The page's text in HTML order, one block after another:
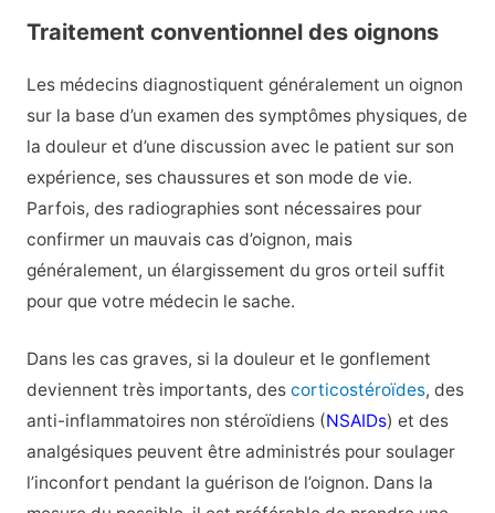
Traitement conventionnel des oignons
Les médecins diagnostiquent généralement un oignon
sur la base d’un examen des symptômes physiques, de
la douleur et d’une discussion avec le patient sur son
expérience, ses chaussures et son mode de vie.
Parfois, des radiographies sont nécessaires pour
confirmer un mauvais cas d’oignon, mais
généralement, un élargissement du gros orteil suffit
pour que votre médecin le sache.
Dans les cas graves, si la douleur et le gonflement
deviennent très importants, des corticostéroïdes, des
anti-inflammatoires non stéroïdiens (NSAIDs) et des
analgésiques peuvent être administrés pour soulager
l’inconfort pendant la guérison de l’oignon. Dans la